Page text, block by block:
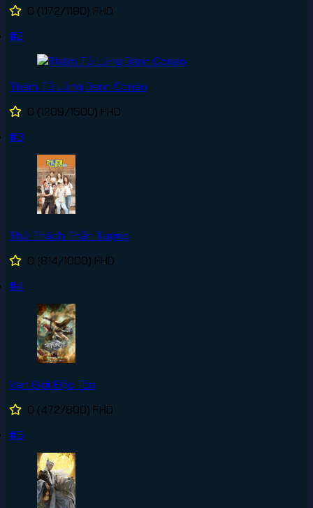
0 (1172/1190) FHD
#2
Thám Tử Lừng Danh Conan
0 (1209/1500) FHD
#3
Thử Thách Thần Tượng
0 (814/1000) FHD
#4
Vạn Giới Độc Tôn
0 (472/800) FHD
#5